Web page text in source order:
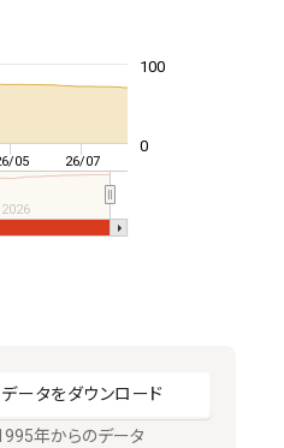
05 26/07
2026
0
100
ータをダウンロード
年からのデータ